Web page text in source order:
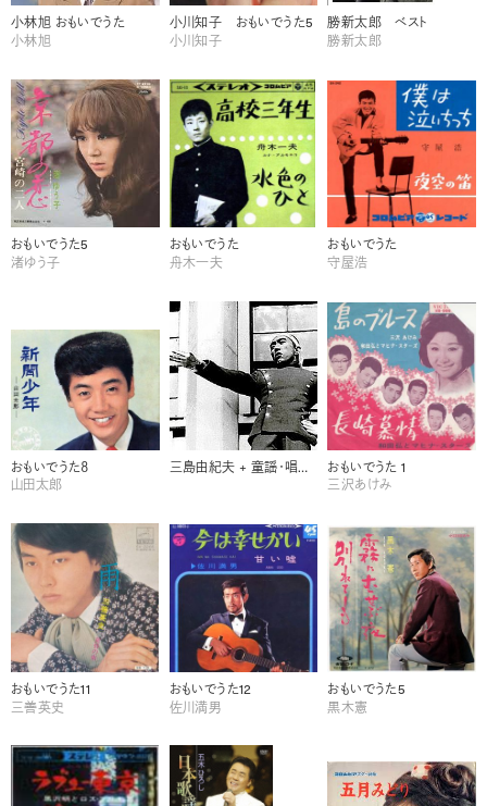
小林旭 おもいでうた
小林旭
小川知子 おもいでうた5
小川知子
勝新太郎 ベスト
勝新太郎
おもいでうた5
渚ゆう子
おもいでうた
舟木一夫
おもいでうた
守屋浩
おもいでうた８
山田太郎
三島由紀夫 + 童謡・唱歌集
おもいでうた 1
三沢あけみ
おもいでうた11
三善英史
おもいでうた12
佐川満男
おもいでうた5
黒木憲